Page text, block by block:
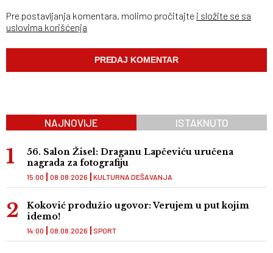
Pre postavljanja komentara, molimo pročitajte i složite se sa
uslovima korišćenja
NAJNOVIJE ISTAKNUTO
56. Salon Žisel: Draganu Lapčeviću uručena
nagrada za fotografiju
KULTURNA DEŠAVANJA
15:00 08.08.2026
Koković produžio ugovor: Verujem u put kojim
idemo!
SPORT
14:00 08.08.2026